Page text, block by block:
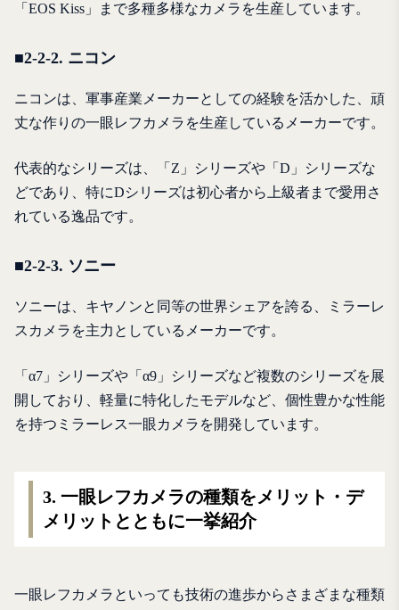
「EOS Kiss」まで多種多様なカメラを生産しています。
■2-2-2. ニコン
ニコンは、軍事産業メーカーとしての経験を活かした、頑
丈な作りの一眼レフカメラを生産しているメーカーです。
代表的なシリーズは、「Z」シリーズや「D」シリーズな
どであり、特にDシリーズは初心者から上級者まで愛用さ
れている逸品です。
■2-2-3. ソニー
ソニーは、キヤノンと同等の世界シェアを誇る、ミラーレ
スカメラを主力としているメーカーです。
「α7」シリーズや「α9」シリーズなど複数のシリーズを展
開しており、軽量に特化したモデルなど、個性豊かな性能
を持つミラーレス一眼カメラを開発しています。
3. 一眼レフカメラの種類をメリット・デ
メリットとともに一挙紹介
一眼レフカメラといっても技術の進歩からさまざまな種類